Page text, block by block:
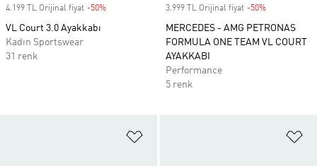
4.199 TL Orijinal fiyat -50%
VL Court 3.0 Ayakkabı
Kadın Sportswear
31 renk
3.999 TL Orijinal fiyat -50%
MERCEDES - AMG PETRONAS
FORMULA ONE TEAM VL COURT
AYAKKABI
Performance
5 renk